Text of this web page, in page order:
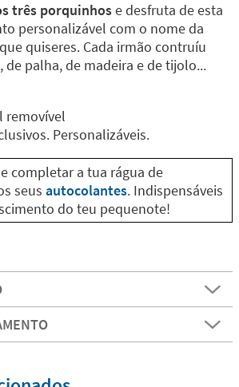
três porquinhose desfruta de esta
personalizável com o nome da
quiseres. Cada irmão contruíu
de palha, de madeira e de tijolo...
removível
Personalizáveis.
completar a tua rágua de
seus autocolantes. Indispensáveis
do teu pequenote!